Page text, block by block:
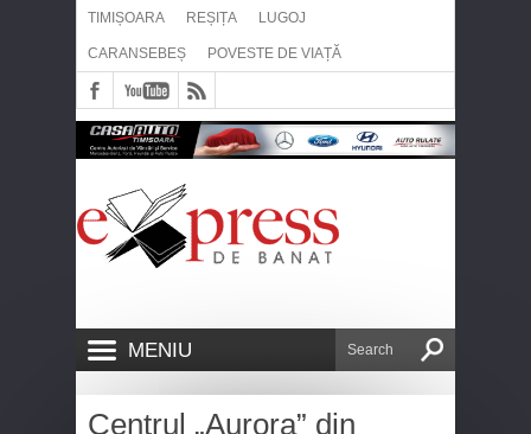
TIMIȘOARA REȘIȚA LUGOJ
CARANSEBEȘ POVESTE DE VIAȚĂ
MENIU
Centrul „Aurora” din